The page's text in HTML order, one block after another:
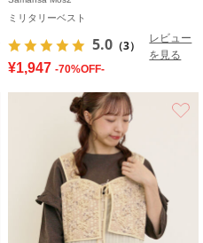
ミリタリーベスト
5.0 （3）
レビュー
を見る
¥1,947 -70%OFF-